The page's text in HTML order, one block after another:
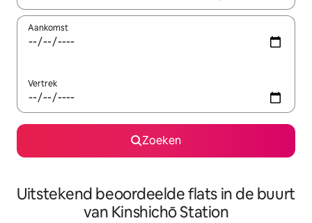
Aankomst
Vertrek
Zoeken
Uitstekend beoordeelde flats in de buurt
van Kinshichō Station